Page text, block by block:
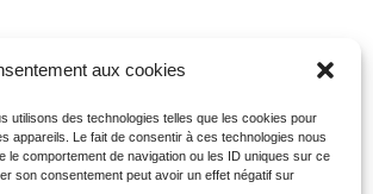
aux cookies
utilisons des technologies telles que les cookies pour
appareils. Le fait de consentir à ces technologies nous
le comportement de navigation ou les ID uniques sur ce
son consentement peut avoir un effet négatif sur